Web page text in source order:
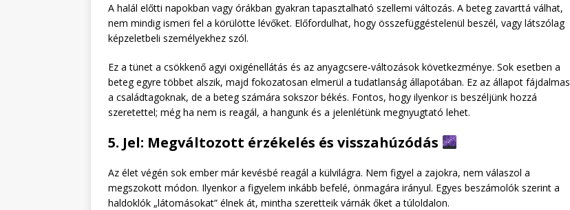
A halál előtti napokban vagy órákban gyakran tapasztalható szellemi változás. A beteg zavarttá válhat,
nem mindig ismeri fel a körülötte lévőket. Előfordulhat, hogy összefüggéstelenül beszél, vagy látszólag
képzeletbeli személyekhez szól.
Ez a tünet a csökkenő agyi oxigénellátás és az anyagcsere‑változások következménye. Sok esetben a
beteg egyre többet alszik, majd fokozatosan elmerül a tudatlanság állapotában. Ez az állapot fájdalmas
a családtagoknak, de a beteg számára sokszor békés. Fontos, hogy ilyenkor is beszéljünk hozzá
szeretettel; még ha nem is reagál, a hangunk és a jelenlétünk megnyugtató lehet.
5. Jel: Megváltozott érzékelés és visszahúzódás
Az élet végén sok ember már kevésbé reagál a külvilágra. Nem figyel a zajokra, nem válaszol a
megszokott módon. Ilyenkor a figyelem inkább befelé, önmagára irányul. Egyes beszámolók szerint a
haldoklók „látomásokat” élnek át, mintha szeretteik várnák őket a túloldalon.